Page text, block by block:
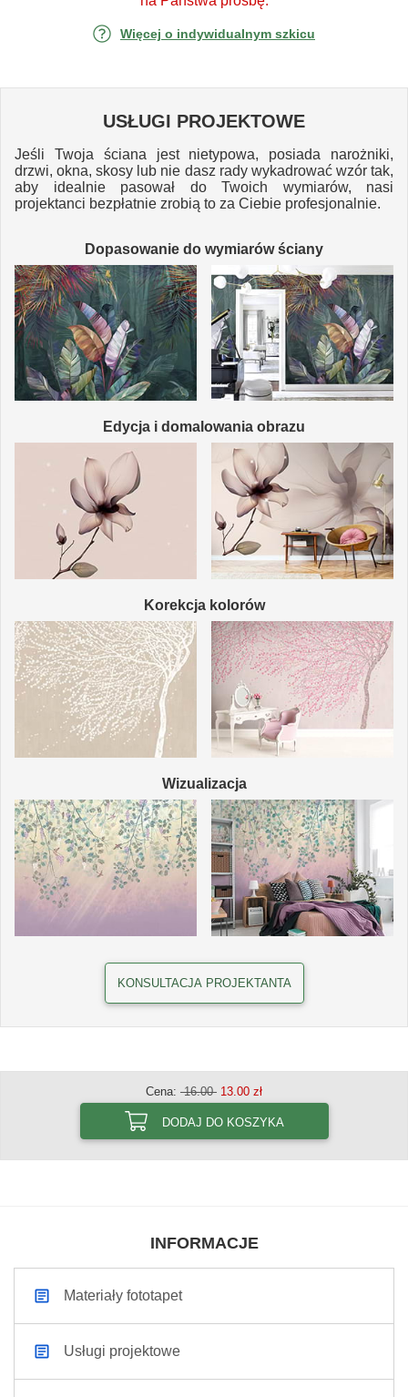
Więcej o indywidualnym szkicu
USŁUGI PROJEKTOWE
Jeśli Twoja ściana jest nietypowa, posiada narożniki,
drzwi, okna, skosy lub nie dasz rady wykadrować wzór tak,
aby idealnie pasował do Twoich wymiarów, nasi
projektanci bezpłatnie zrobią to za Ciebie profesjonalnie.
Dopasowanie do wymiarów ściany
Edycja i domalowania obrazu
Korekcja kolorów
Wizualizacja
KONSULTACJA PROJEKTANTA
Cena: 16.00 13.00 zł
DODAJ DO KOSZYKA
INFORMACJE
Materiały fototapet
Usługi projektowe